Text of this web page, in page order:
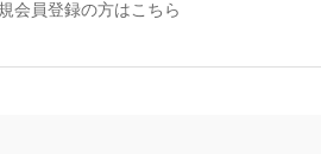
会員登録の方はこちら